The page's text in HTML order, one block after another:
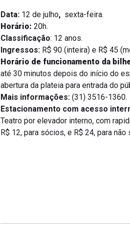
Data: 12 de julho, sexta-feira.
Horário: 20h.
Classificação: 12 anos.
Ingressos: R$ 90 (inteira) e R$ 45
Horário de funcionamento da
até 30 minutos depois do início do
abertura da plateia para entrada do
Mais informações: (31) 3516-1360.
Estacionamento com acesso
Teatro por elevador interno, com
R$ 12, para sócios, e R$ 24, para não